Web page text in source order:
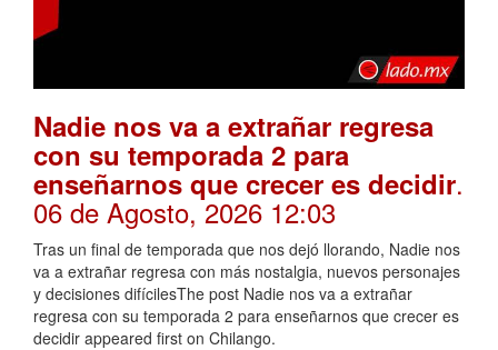
Nadie nos va a extrañar regresa
con su temporada 2 para
enseñarnos que crecer es decidir.
06 de Agosto, 2026 12:03
Tras un final de temporada que nos dejó llorando, Nadie nos
va a extrañar regresa con más nostalgia, nuevos personajes
y decisiones difícilesThe post Nadie nos va a extrañar
regresa con su temporada 2 para enseñarnos que crecer es
decidir appeared first on Chilango.